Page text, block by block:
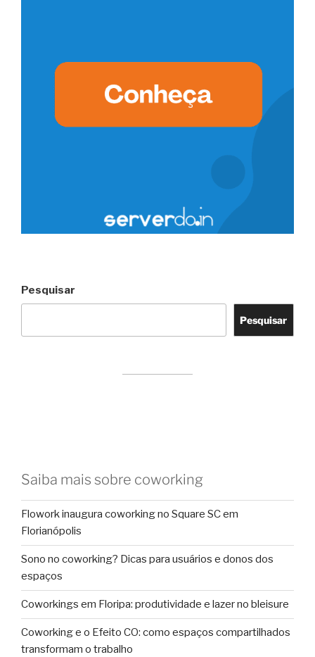
Pesquisar
Pesquisar
Saiba mais sobre coworking
Flowork inaugura coworking no Square SC em
Florianópolis
Sono no coworking? Dicas para usuários e donos dos
espaços
Coworkings em Floripa: produtividade e lazer no bleisure
Coworking e o Efeito CO: como espaços compartilhados
transformam o trabalho